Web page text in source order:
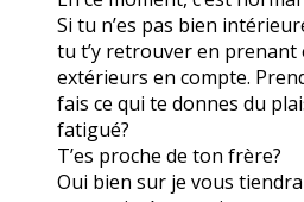
Si tu n’es pas bien
tu t’y retrouver en prenant
extérieurs en compte.
fais ce qui te donnes du
fatigué?
T’es proche de ton frère?
Oui bien sur je vous